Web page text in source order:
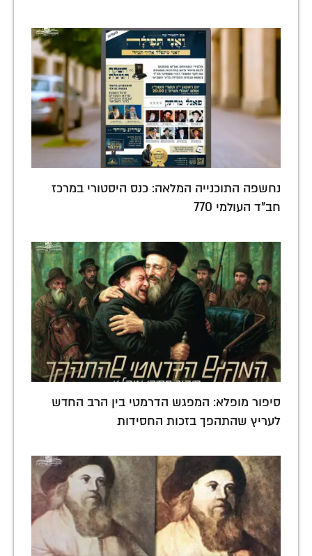
נחשפה התוכנייה המלאה: כנס היסטורי במרכז
חב"ד העולמי 770
סיפור מופלא: המפגש הדרמטי בין הרב החדש
לעריץ שהתהפך בזכות החסידות